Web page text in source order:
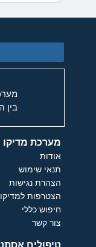
בין
מערכת מדיקו
אודות
תנאי שימוש
הצהרת נגישות
הצטרפות למדיקו
חיפוש כללי
צור קשר